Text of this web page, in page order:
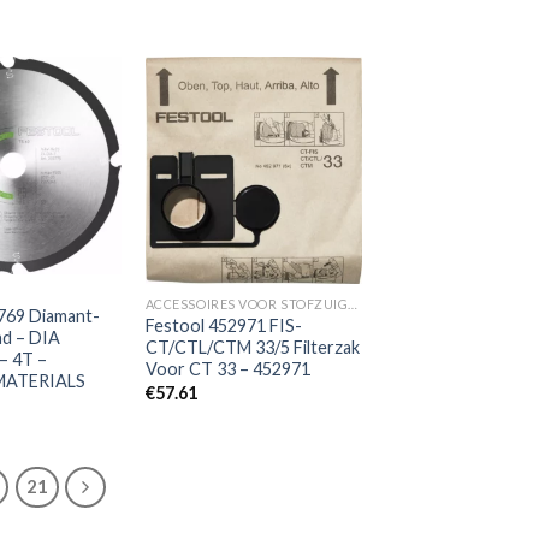
Toevoegen
aan
verlanglijst
Diamant-
– DIA
4T –
Toevoegen
verlanglijst
Festool 452971 FIS-
CT/CTL/CTM 33/5 Filterzak
Voor CT 33 – 452971
€57.61
21